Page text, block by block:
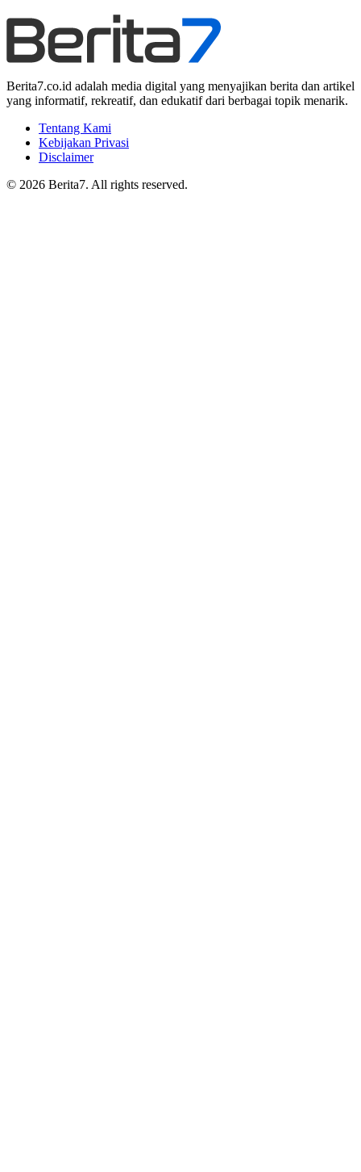
Berita7.co.id adalah media digital yang menyajikan berita dan artikel
yang informatif, rekreatif, dan edukatif dari berbagai topik menarik.
Tentang Kami
Kebijakan Privasi
Disclaimer
© 2026 Berita7. All rights reserved.